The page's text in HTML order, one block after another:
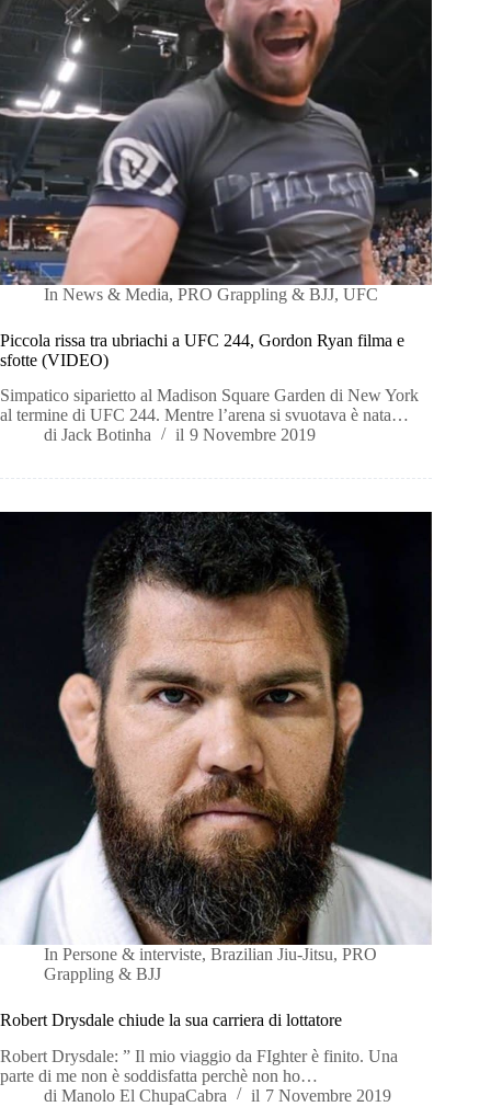
In News & Media,PRO Grappling & BJJ,UFC
Piccola rissa tra ubriachi a UFC 244, Gordon Ryan filma e
sfotte (VIDEO)
Simpatico siparietto al Madison Square Garden di New York
al termine di UFC 244. Mentre l’arena si svuotava è nata…
di Jack Botinha il 9 Novembre 2019
In Persone & interviste,Brazilian Jiu-Jitsu,PRO
Grappling & BJJ
Robert Drysdale chiude la sua carriera di lottatore
Robert Drysdale: ” Il mio viaggio da FIghter è finito. Una
parte di me non è soddisfatta perchè non ho…
di Manolo El ChupaCabra il 7 Novembre 2019